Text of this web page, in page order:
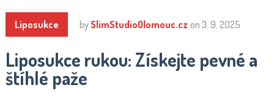
Liposukce bySlimStudioOlomouc.cz on 3. 9. 2025
Liposukce rukou: Získejte pevné a
štíhlé paže